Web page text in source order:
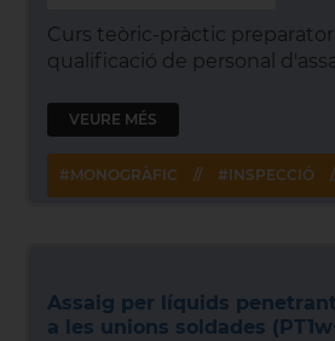
Curs teòric-pràctic
qualificació de personal
VEURE MÉS
#MONOGRÀFIC // #INSPECCIÓ
Assaig per líquids
a les unions soldades